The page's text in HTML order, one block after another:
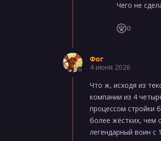
Чего не
0
Фог
4 июня 2026
Что ж, исходя из
компании из 4
процессом стройки
более жёстких, чем
легендарный воин с